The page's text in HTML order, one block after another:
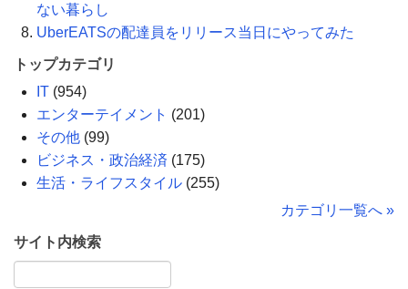
ない暮らし
UberEATSの配達員をリリース当日にやってみた
トップカテゴリ
IT (954)
エンターテイメント (201)
その他 (99)
ビジネス・政治経済 (175)
生活・ライフスタイル (255)
カテゴリ一覧へ »
サイト内検索